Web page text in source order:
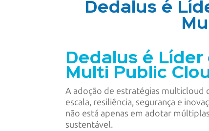
Dedalus é
Dedalus é
Multi Public
A adoção de estratégias multicloud
escala, resiliência, segurança e
não está apenas em adotar
sustentável.